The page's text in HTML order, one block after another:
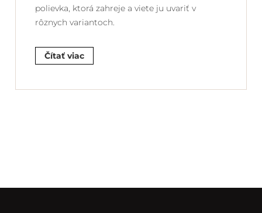
polievka, ktorá zahreje a viete ju uvariť v
rôznych variantoch.
Čítať viac